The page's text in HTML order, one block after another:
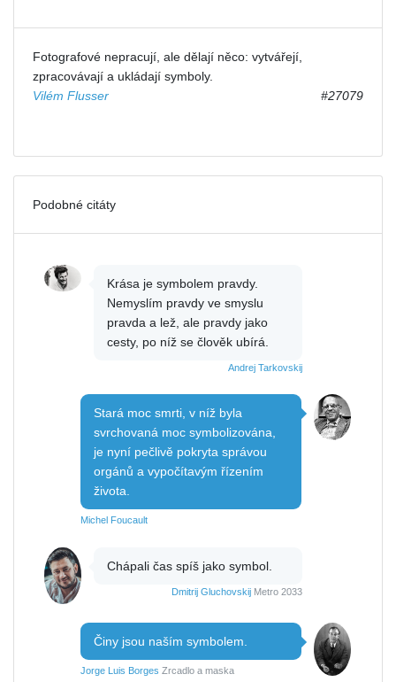
Fotografové nepracují, ale dělají něco: vytvářejí,
zpracovávají a ukládají symboly.
Vilém Flusser
#27079
Podobné citáty
Krása je symbolem pravdy.
Nemyslím pravdy ve smyslu
pravda a lež, ale pravdy jako
cesty, po níž se člověk ubírá.
Andrej Tarkovskij
Stará moc smrti, v níž byla
svrchovaná moc symbolizována,
je nyní pečlivě pokryta správou
orgánů a vypočítavým řízením
života.
Michel Foucault
Chápali čas spíš jako symbol.
Dmitrij Gluchovskij Metro 2033
Činy jsou naším symbolem.
Jorge Luis Borges Zrcadlo a maska